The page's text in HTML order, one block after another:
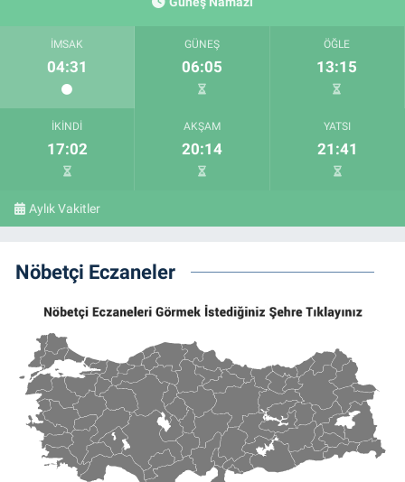
İMSAK
04:31
GÜNEŞ
06:05
ÖĞLE
13:15
İKINDI
17:02
AKŞAM
20:14
YATSI
21:41
Aylık Vakitler
Nöbetçi Eczaneler